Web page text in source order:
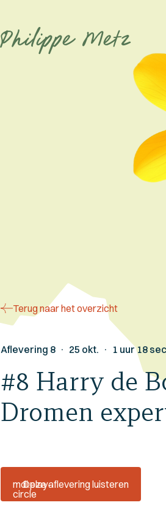
Philippe Metz
Terug naar het overzicht
Aflevering 8 · 25 okt. · 1 uur 18 sec
#8 Harry de
Dromen
mdi:play-
circle
Deze aflevering luisteren